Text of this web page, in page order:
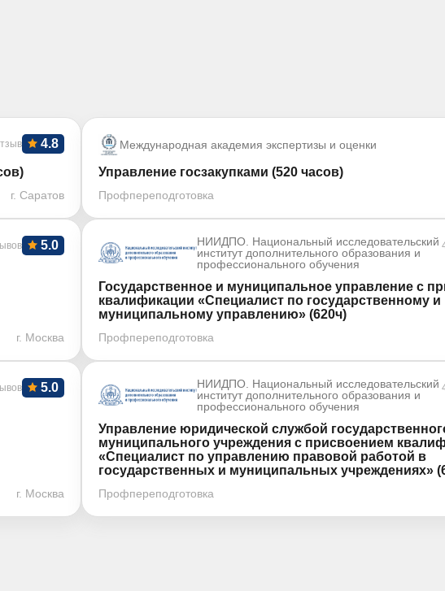
4.8
г. Саратов
Международная академия экспертизы и оценки
Управление госзакупками (520 часов)
Профпереподготовка
5.0
г. Москва
НИИДПО. Национальный исследовательский
институт дополнительного образования и
профессионального обучения
Государственное и муниципальное управление с
квалификации «Специалист по государственному и
муниципальному управлению» (620ч)
Профпереподготовка
5.0
г. Москва
НИИДПО. Национальный исследовательский
институт дополнительного образования и
профессионального обучения
Управление юридической службой
муниципального учреждения с присвоением
«Специалист по управлению правовой работой в
государственных и муниципальных учреждениях»
Профпереподготовка